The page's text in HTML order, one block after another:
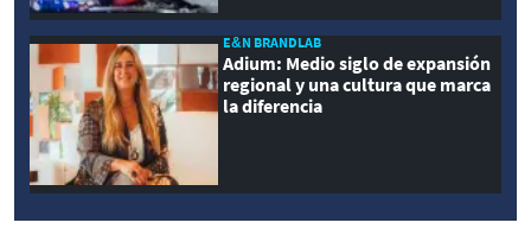
E&N BRANDLAB
Adium: Medio siglo de expansión
regional y una cultura que marca
la diferencia